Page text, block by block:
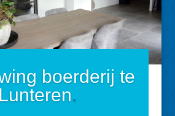
boerderij te
Lunteren.